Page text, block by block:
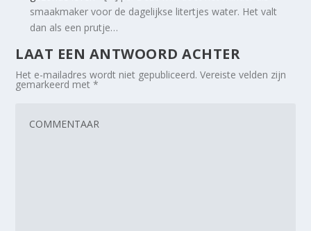
smaakmaker voor de dagelijkse litertjes water. Het valt
dan als een prutje…
LAAT EEN ANTWOORD ACHTER
Het e-mailadres wordt niet gepubliceerd. Vereiste velden zijn
gemarkeerd met*